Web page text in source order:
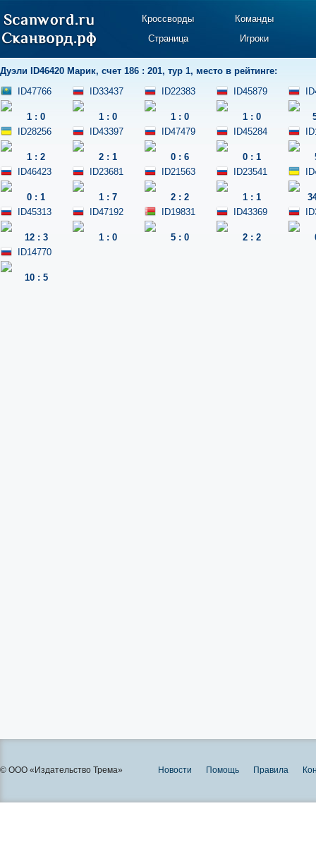
Кроссворды
Команды
Страница
Игроки
Дуэли ID46420 Марик, счет 186 : 201, тур 1, место в рейтинге:
ID47766
1 : 0
ID33437
1 : 0
ID22383
1 : 0
ID45879
1 : 0
ID28256
1 : 2
ID43397
2 : 1
ID47479
0 : 6
ID45284
0 : 1
ID46423
0 : 1
ID23681
1 : 7
ID21563
2 : 2
ID23541
1 : 1
ID45313
12: 3
ID47192
1 : 0
ID19831
5 : 0
ID43369
2 : 2
ID14770
10: 5
© ООО «Издательство Трема» Новости Помощь Правила